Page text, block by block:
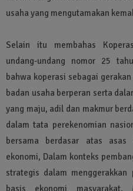
usaha yang mengutamakan
Selain itu membahas
undang-undang nomor 25
bahwa koperasi sebagai
badan usaha berperan serta
yang maju, adil dan makmur
dalam tata perekenomian
bersama berdasar atas
ekonomi, Dalam konteks
strategis dalam
basis ekonomi masyarakat.